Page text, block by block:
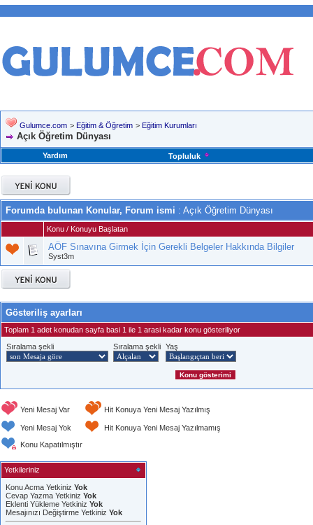
Gulumce.com > Eğitim & Öğretim > Eğitim Kurumları
Açık Öğretim Dünyası
Yardım Topluluk
Forumda bulunan Konular, Forum ismi : Açık Öğretim Dünyası
Konu / Konuyu Başlatan
AÖF Sınavına Girmek İçin Gerekli Belgeler Hakkında Bilgiler
Syst3m
Gösteriliş ayarları
Toplam 1 adet konudan sayfa basi 1 ile 1 arasi kadar konu gösteriliyor
Sıralama şekli
Sıralama şekli Yaş
Yeni Mesaj Var Hit Konuya Yeni Mesaj Yazılmış
Yeni Mesaj Yok
Hit Konuya Yeni Mesaj Yazılmamış
Konu Kapatılmıştır
Yetkileriniz
Konu Acma Yetkiniz Yok
Cevap Yazma Yetkiniz Yok
Eklenti Yükleme Yetkiniz Yok
Mesajınızı Değiştirme Yetkiniz Yok